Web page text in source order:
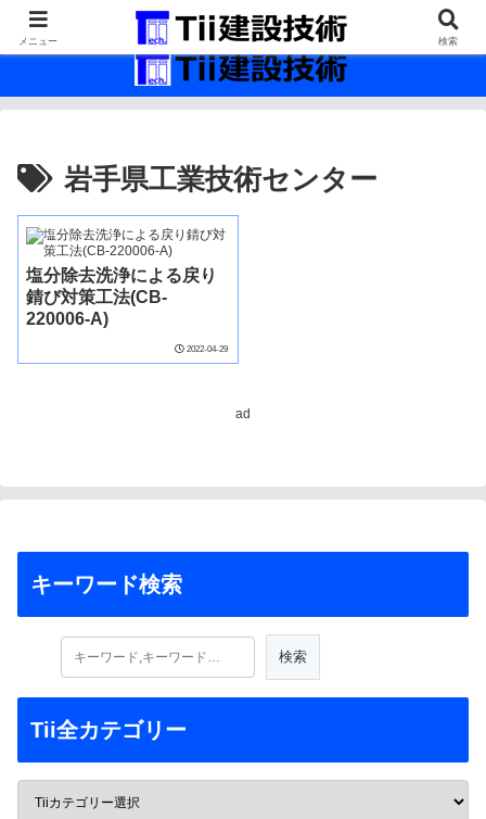
最新の建設技術の情報インフラ。
岩手県工業技術センター
塩分除去洗浄による戻り
錆び対策工法(CB-
220006-A)
2022-04-29
ad
キーワード検索
Tii全カテゴリー
メニュー 検索